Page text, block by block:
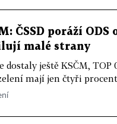
ČSSD poráží ODS
malé strany
dostaly ještě KSČM, TOP
mají jen čtyři